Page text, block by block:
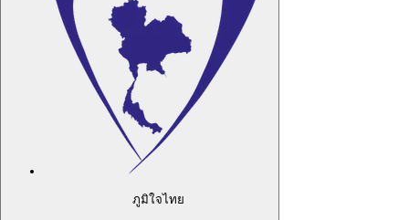
ภูมิใจไทย